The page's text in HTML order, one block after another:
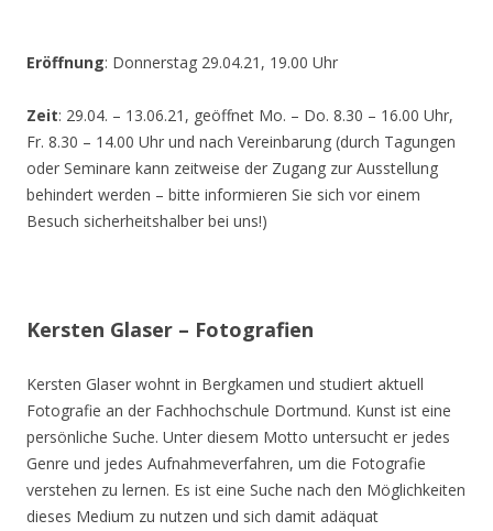
Eröffnung: Donnerstag 29.04.21, 19.00 Uhr
Zeit: 29.04. – 13.06.21, geöffnet Mo. – Do. 8.30 – 16.00 Uhr,
Fr. 8.30 – 14.00 Uhr und nach Vereinbarung (durch Tagungen
oder Seminare kann zeitweise der Zugang zur Ausstellung
behindert werden – bitte informieren Sie sich vor einem
Besuch sicherheitshalber bei uns!)
Kersten Glaser – Fotografien
Kersten Glaser wohnt in Bergkamen und studiert aktuell
Fotografie an der Fachhochschule Dortmund. Kunst ist eine
persönliche Suche. Unter diesem Motto untersucht er jedes
Genre und jedes Aufnahmeverfahren, um die Fotografie
verstehen zu lernen. Es ist eine Suche nach den Möglichkeiten
dieses Medium zu nutzen und sich damit adäquat